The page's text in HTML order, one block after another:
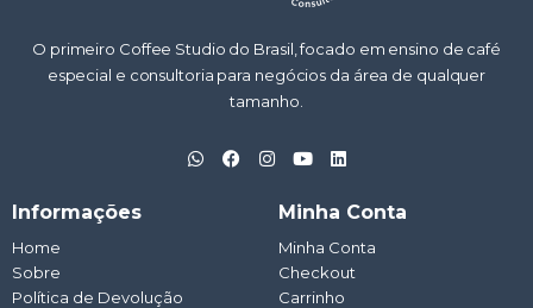
O primeiro Coffee Studio do Brasil, focado em ensino de café
especial e consultoria para negócios da área de qualquer
tamanho.
W
h
F
a
I
n
m
Y
o
t
u
b
e
L
i
e
d
i
n
Informações
Home
Sobre
Política de Devolução
Minha Conta
Minha Conta
Checkout
Carrinho